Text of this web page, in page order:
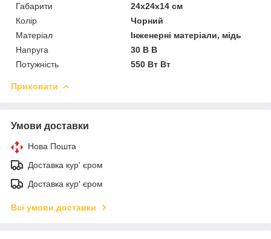
Габарити
24х24х14 см
Колір
Чорний
Матеріал
Інженерні матеріали, мідь
Напруга
30 В В
Потужність
550 Вт Вт
Приховати
Умови доставки
Нова Пошта
Доставка кур' єром
Доставка кур' єром
Всі умови доставки